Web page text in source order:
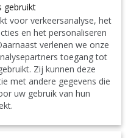
pas à nous contacter
contact us|| Wir liefern
uns. TEL: 0032 9 378 24
!
gebruikt
voor verkeersanalyse, het
en het personaliseren
verlenen we onze
toegang tot
Zij kunnen deze
met andere gegevens die
uw gebruik van hun